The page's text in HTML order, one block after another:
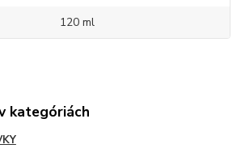
120 ml
kategóriách